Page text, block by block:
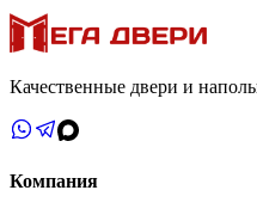
Качественные двери и
Компания